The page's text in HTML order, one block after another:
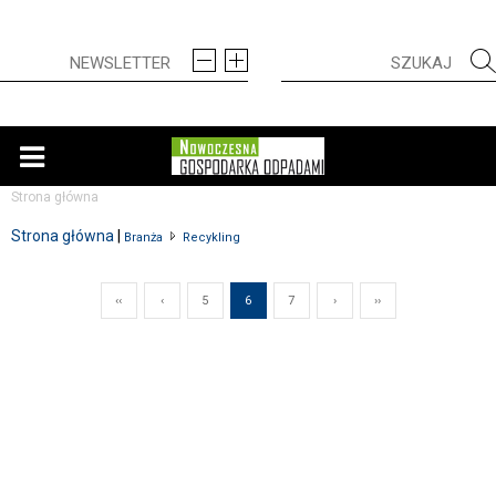
Strona główna
Strona główna Branża Recykling
‹‹ ‹ 5 6 7 › ››